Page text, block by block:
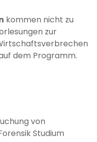
kommen nicht zu
zur
dem Programm.
von
Studium